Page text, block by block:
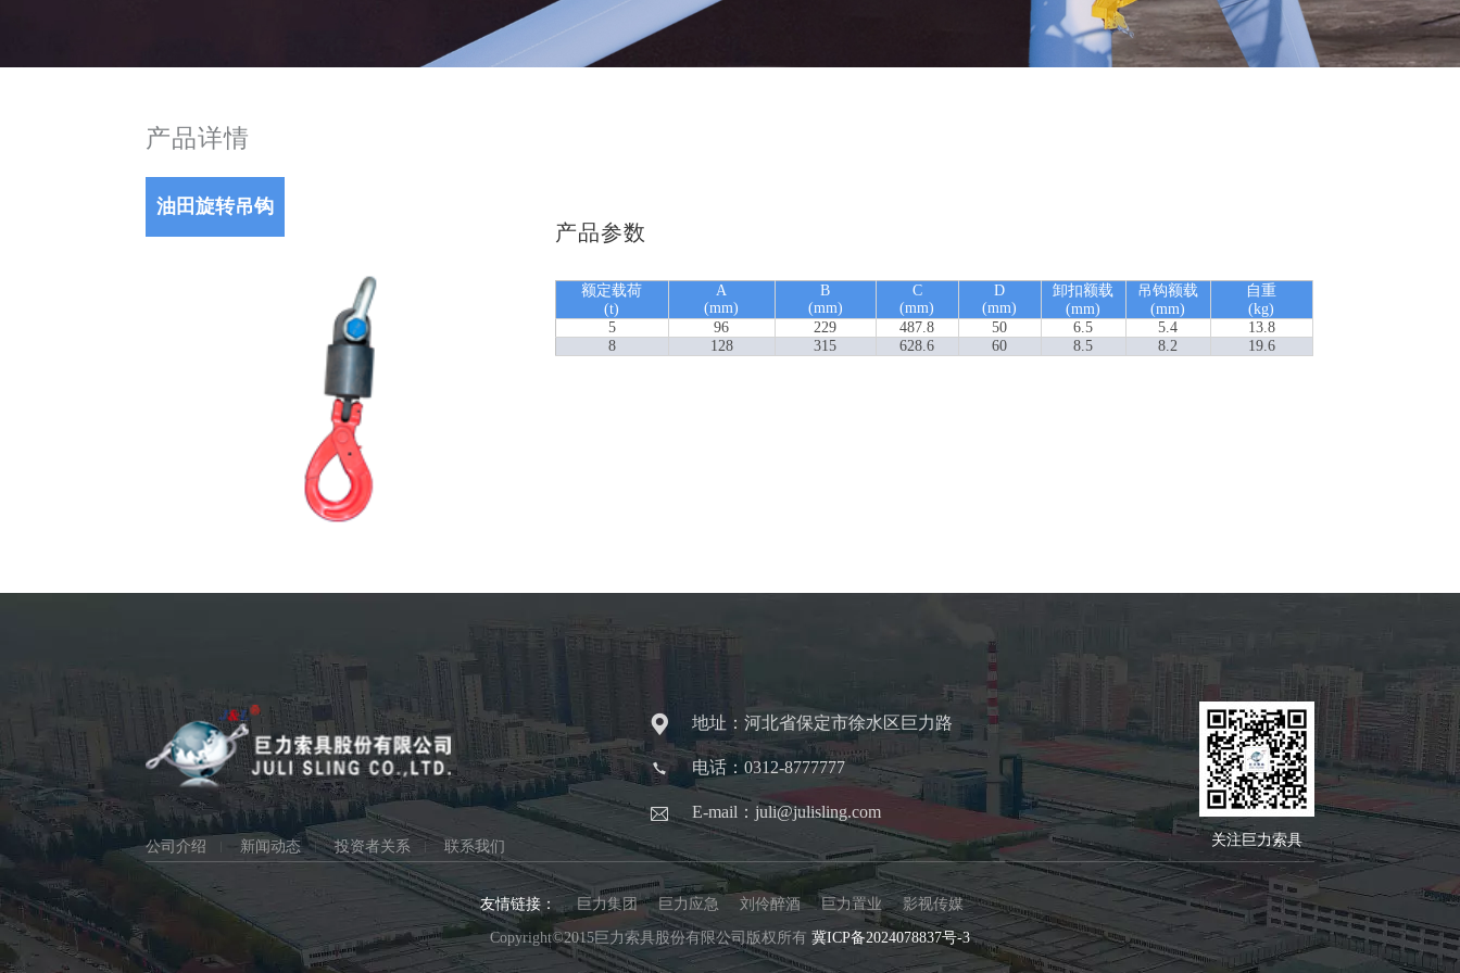
产品详情
油田旋转吊钩
产品参数
额定载荷
(t)
A
(mm)
B
(mm)
C
(mm)
D
(mm)
卸扣额载
(mm)
吊钩额载
(mm)
自重
(kg)
5
96 229 487.8 50 6.5 5.4
13.8
8
128 315 628.6 60 8.5 8.2 19.6
公司介绍 新闻动态 投资者关系 联系我们
地址：河北省保定市徐水区巨力路
电话：0312-8777777
E-mail：juli@julisling.com
关注巨力索具
友情链接： 巨力集团 巨力应急 刘伶醉酒 巨力置业 影视传媒
Copyright©2015巨力索具股份有限公司版权所有 冀ICP备2024078837号-3